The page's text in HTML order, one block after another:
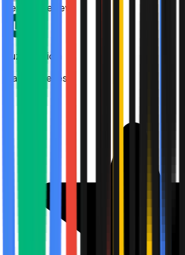
Verified Review
Luz Mendiola
Hace 2 meses